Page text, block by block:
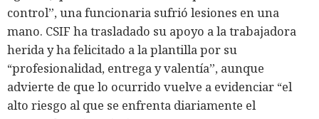
control”, una funcionaria sufrió lesiones en una
mano. CSIF ha trasladado su apoyo a la trabajadora
herida y ha felicitado a la plantilla por su
“profesionalidad, entrega y valentía”, aunque
advierte de que lo ocurrido vuelve a evidenciar “el
alto riesgo al que se enfrenta diariamente el